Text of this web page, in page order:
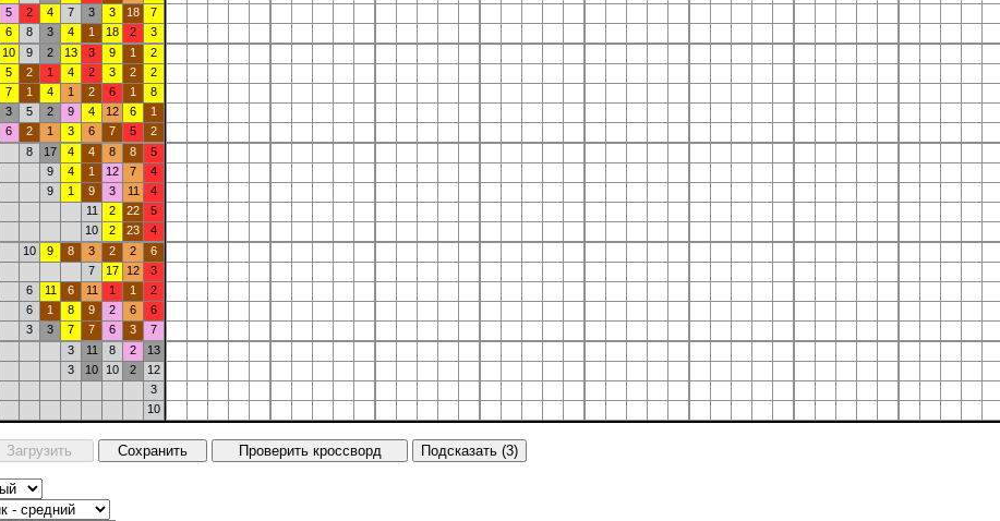
5 2 4 7 3 3 18
7
6 8 3 4 1 18 2
3
10 9 2 13 3 9 1
2
5 2 1 4 2 3 2
2
7 1 4 1 2 6 1
8
3 5 2 9 4 12 6
1
6 2 1 3 6 7 5
2
8
17 4 4 8 8
5
9
4 1 12 7
4
9
1 9 3 11
4
11
2 22
5
10
2 23
4
10
9 8 3 2 2
6
7
17 12
3
6
11 6 11 1 1
2
6
1 8 9 2 6
6
3
3 7 7 6 3
7
3
11 8 2
13
3
10 10 2
12
3
10